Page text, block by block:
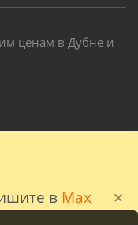
в Max
ценам в Дубне и